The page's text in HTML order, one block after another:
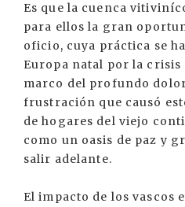
Es que la cuenca
para ellos la gran
oficio, cuya práctica se
Europa natal por la crisis
marco del profundo
frustración que causó
de hogares del viejo
como un oasis de paz y
salir adelante.
El impacto de los vascos